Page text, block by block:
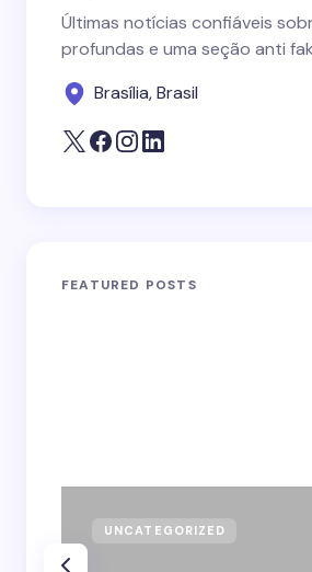
Últimas notícias confiáveis
profundas e uma seção anti
Brasília, Brasil
FEATURED POSTS
UNCATEGORIZED